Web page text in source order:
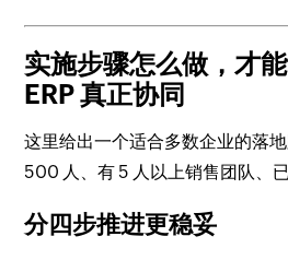
实施步骤怎么做，才
ERP 真正协同
这里给出一个适合多数企业的落
500 人、有 5 人以上销售团队、已
分四步推进更稳妥